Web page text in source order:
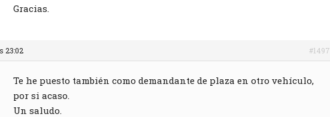
Gracias.
23:02 #1497
Te he puesto también como demandante de plaza en otro vehículo,
por si acaso.
Un saludo.